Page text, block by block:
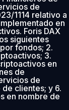
de
1114 relativo a
en
Foris DAX
siguientes
fondos; 2.
3.
en
de
de
clientes; y 6.
en nombre de